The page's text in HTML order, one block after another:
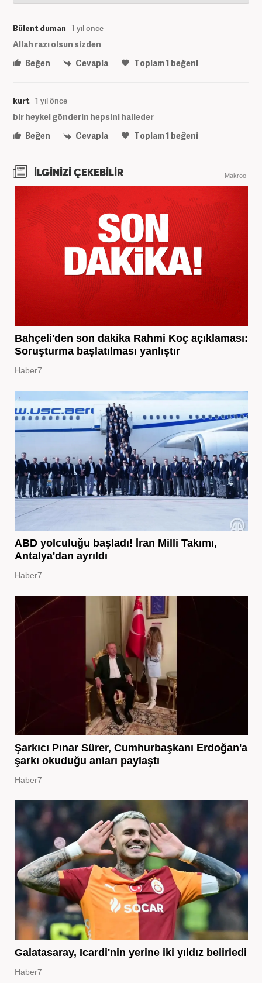
Bülent duman 1 yıl önce
Allah razı olsun sizden
Beğen
Cevapla Toplam1 beğeni
kurt 1 yıl önce
bir heykel gönderin hepsini halleder
Beğen
Cevapla Toplam1 beğeni
İLGİNİZİ ÇEKEBİLİR Makroo
Bahçeli'den son dakika Rahmi Koç açıklaması:
Soruşturma başlatılması yanlıştır
Haber7
ABD yolculuğu başladı! İran Milli Takımı,
Antalya'dan ayrıldı
Haber7
Şarkıcı Pınar Sürer, Cumhurbaşkanı Erdoğan'a
şarkı okuduğu anları paylaştı
Haber7
Galatasaray, Icardi'nin yerine iki yıldız belirledi
Haber7